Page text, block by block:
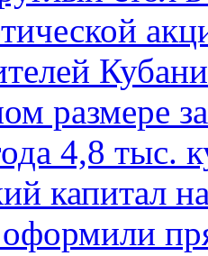
размере
4,8 тыс.
капитал
оформили